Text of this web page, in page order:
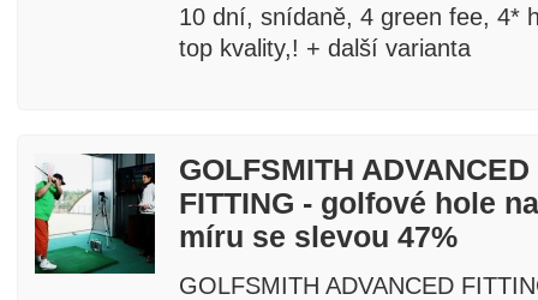
10 dní, snídaně, 4 green fee, 4*
top kvality,! + další varianta
GOLFSMITH ADVANCED
FITTING - golfové hole na
míru se slevou 47%
GOLFSMITH ADVANCED